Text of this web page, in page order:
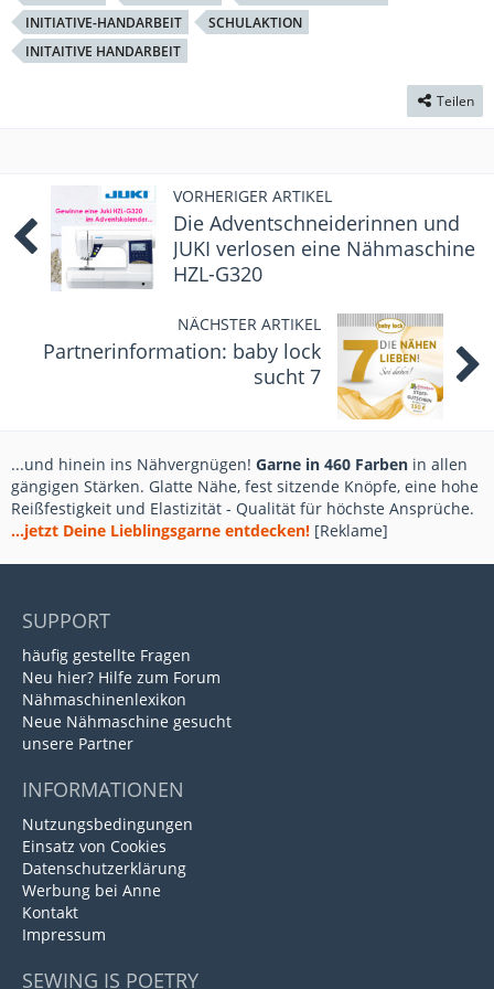
INITIATIVE-HANDARBEIT
SCHULAKTION
INITAITIVE HANDARBEIT
Teilen
VORHERIGER ARTIKEL
Die Adventschneiderinnen und
JUKI verlosen eine Nähmaschine
HZL-G320
NÄCHSTER ARTIKEL
Partnerinformation: baby lock
sucht 7
...und hinein ins Nähvergnügen! Garne in 460 Farben in allen
gängigen Stärken. Glatte Nähe, fest sitzende Knöpfe, eine hohe
Reißfestigkeit und Elastizität - Qualität für höchste Ansprüche.
...jetzt Deine Lieblingsgarne entdecken! [Reklame]
SUPPORT
häufig gestellte Fragen
Neu hier? Hilfe zum Forum
Nähmaschinenlexikon
Neue Nähmaschine gesucht
unsere Partner
INFORMATIONEN
Nutzungsbedingungen
Einsatz von Cookies
Datenschutzerklärung
Werbung bei Anne
Kontakt
Impressum
SEWING IS POETRY